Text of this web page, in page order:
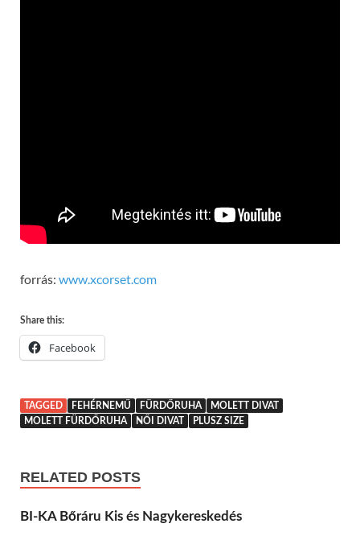
forrás: www.xcorset.com
Share this:
Facebook
TAGGED FEHÉRNEMŰ FÜRDŐRUHA
MOLETT DIVAT
MOLETT FÜRDŐRUHA
NŐI DIVAT PLUSZ SIZE
RELATED POSTS
BI-KA Bőráru Kis és Nagykereskedés